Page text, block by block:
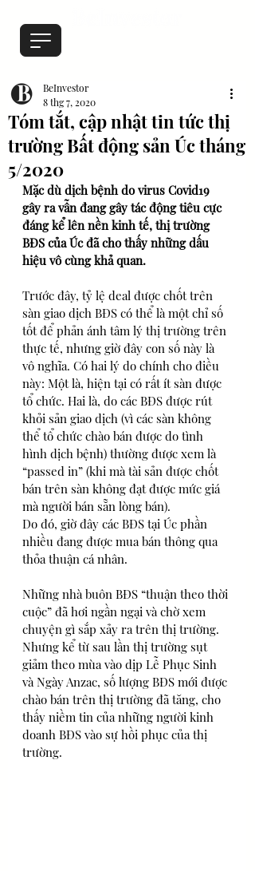
Tóm tắt, cập nhật tin tức thị
trường Bất động sản Úc tháng
5/2020
BeInvestor
8 thg 7, 2020
Mặc dù dịch bệnh do virus Covid19
gây ra vẫn đang gây tác động tiêu cực
đáng kể lên nền kinh tế, thị trường
BĐS của Úc đã cho thấy những dấu
hiệu vô cùng khả quan.
Trước đây, tỷ lệ deal được chốt trên
sàn giao dịch BĐS có thể là một chỉ số
tốt để phản ánh tâm lý thị trường trên
thực tế, nhưng giờ đây con số này là
vô nghĩa. Có hai lý do chính cho điều
này: Một là, hiện tại có rất ít sàn được
tổ chức. Hai là, do các BĐS được rút
khỏi sản giao dịch (vì các sàn không
thể tổ chức chào bán được do tình
hình dịch bệnh) thường được xem là
“passed in” (khi mà tài sản được chốt
bán trên sàn không đạt được mức giá
mà người bán sẵn lòng bán).
Do đó, giờ đây các BĐS tại Úc phần
nhiều đang được mua bán thông qua
thỏa thuận cá nhân.
Những nhà buôn BĐS “thuận theo thời
cuộc” đã hơi ngần ngại và chờ xem
chuyện gì sắp xảy ra trên thị trường.
Nhưng kể từ sau lần thị trường sụt
giảm theo mùa vào dịp Lễ Phục Sinh
và Ngày Anzac, số lượng BĐS mới được
chào bán trên thị trường đã tăng, cho
thấy niềm tin của những người kinh
doanh BĐS vào sự hồi phục của thị
trường.